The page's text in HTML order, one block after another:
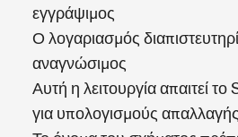
εγγράψιμος
Ο λογαριασμός
αναγνώσιμος
Αυτή η λειτουργία απαιτεί
για υπολογισμούς